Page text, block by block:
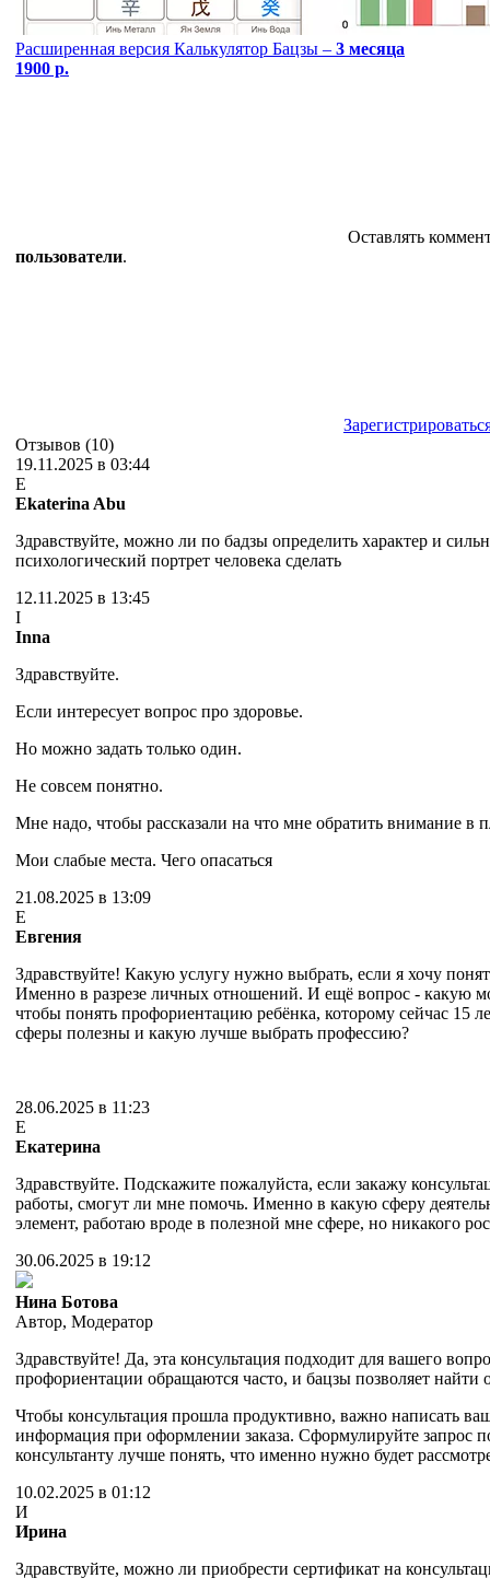
Расширенная версия Калькулятор Бацзы – 3 месяца
1900 р.
Оставлять
пользователи.
Отзывов (10)
19.11.2025 в 03:44
E
Ekaterina Abu
Здравствуйте, можно ли по бадзы определить характер и
психологический портрет человека сделать
12.11.2025 в 13:45
I
Inna
Здравствуйте.
Если интересует вопрос про здоровье.
Но можно задать только один.
Не совсем понятно.
Мне надо, чтобы рассказали на что мне обратить внимание в
Мои слабые места. Чего опасаться
21.08.2025 в 13:09
Е
Евгения
Здравствуйте! Какую услугу нужно выбрать, если я хочу
Именно в разрезе личных отношений. И ещё вопрос - какую
чтобы понять профориентацию ребёнка, которому сейчас 15
сферы полезны и какую лучше выбрать профессию?
28.06.2025 в 11:23
Е
Екатерина
Здравствуйте. Подскажите пожалуйста, если закажу
работы, смогут ли мне помочь. Именно в какую сферу
элемент, работаю вроде в полезной мне сфере, но никакого
30.06.2025 в 19:12
Нина Ботова
Автор, Модератор
Здравствуйте! Да, эта консультация подходит для вашего
профориентации обращаются часто, и бацзы позволяет найти
Чтобы консультация прошла продуктивно, важно написать
информация при оформлении заказа. Сформулируйте
консультанту лучше понять, что именно нужно будет
10.02.2025 в 01:12
И
Ирина
Здравствуйте, можно ли приобрести сертификат на